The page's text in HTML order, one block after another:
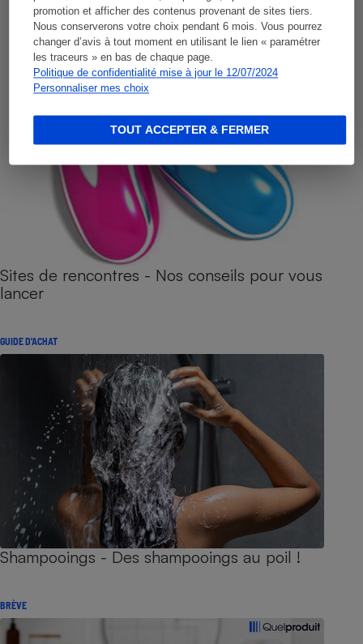
promotion et afficher des contenus provenant de sites tiers.
Nous conserverons votre choix pendant 6 mois. Vous pourrez
changer d’avis à tout moment en utilisant le lien « paramétrer
les traceurs » en bas de chaque page.
Politique de confidentialité mise à jour le 12/07/2024
Personnaliser mes choix
TOUT ACCEPTER & FERMER
Sites de rencontres - Nos conseils pour vous
lancer
GUIDE D'ACHAT
Shampooings - Des shampooings au poil !
BRÈVE